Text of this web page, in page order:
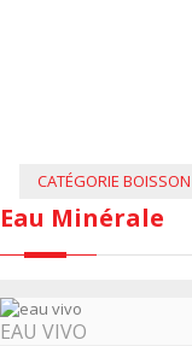
CATÉGORIE BOISSON
Eau Minérale
EAU VIVO